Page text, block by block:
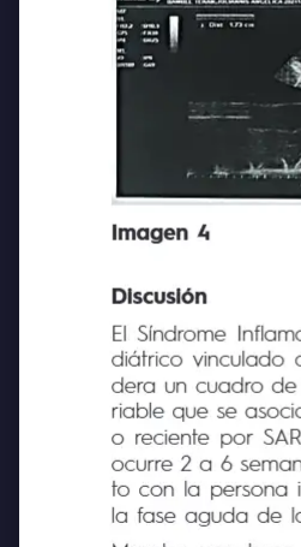
Imagen 4
El Síndrome
diátrico vinculado
dera un cuadro de
riable que se
o reciente por
ocurre 2 a 6
to con la persona
la fase aguda de la